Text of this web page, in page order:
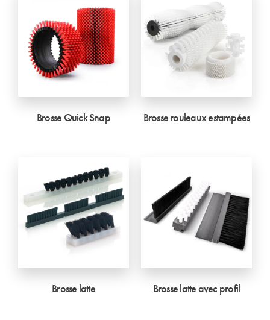
Brosse Quick Snap Brosse rouleaux estampées
Brosse latte Brosse latte avec profil